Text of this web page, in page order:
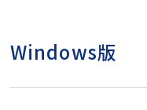
Windows版